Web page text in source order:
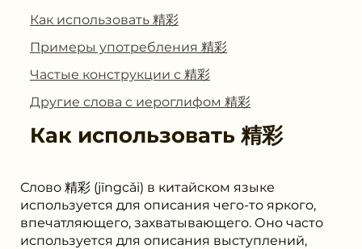
Как использовать 精彩
Примеры употребления 精彩
Частые конструкции с 精彩
Другие слова с иероглифом 精彩
Как использовать 精彩
Слово 精彩 (jīngcǎi) в китайском языке
используется для описания чего-то яркого,
впечатляющего, захватывающего. Оно часто
используется для описания выступлений,